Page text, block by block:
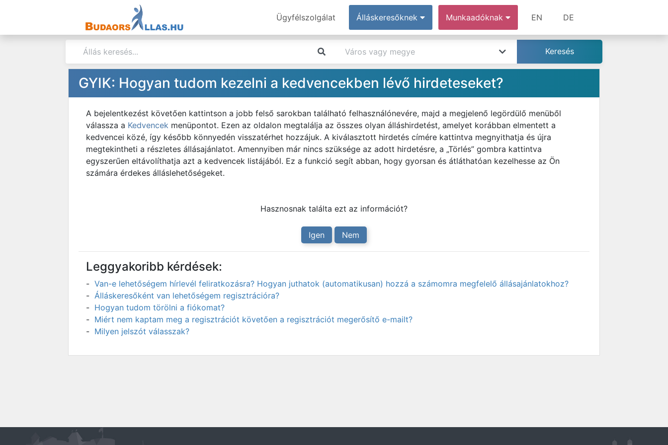
Ügyfélszolgálat Álláskeresőknek Munkaadóknak EN DE
GYIK: Hogyan tudom kezelni a kedvencekben lévő hirdeteseket?
A bejelentkezést követően kattintson a jobb felső sarokban található felhasználónevére, majd a megjelenő legördülő menüből
válassza a Kedvencek menüpontot. Ezen az oldalon megtalálja az összes olyan álláshirdetést, amelyet korábban elmentett a
kedvencei közé, így később könnyedén visszatérhet hozzájuk. A kiválasztott hirdetés címére kattintva megnyithatja és újra
megtekintheti a részletes állásajánlatot. Amennyiben már nincs szüksége az adott hirdetésre, a „Törlés” gombra kattintva
egyszerűen eltávolíthatja azt a kedvencek listájából. Ez a funkció segít abban, hogy gyorsan és átláthatóan kezelhesse az Ön
számára érdekes álláslehetőségeket.
Hasznosnak találta ezt az információt?
Igen Nem
Leggyakoribb kérdések:
Van-e lehetőségem hírlevél feliratkozásra? Hogyan juthatok (automatikusan) hozzá a számomra megfelelő állásajánlatokhoz?
Álláskeresőként van lehetőségem regisztrációra?
Hogyan tudom törölni a fiókomat?
Miért nem kaptam meg a regisztrációt követően a regisztrációt megerősítő e-mailt?
Milyen jelszót válasszak?